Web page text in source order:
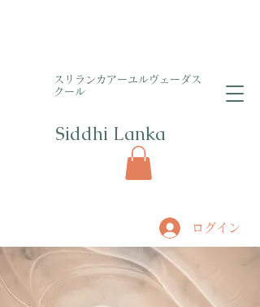
​スリランカアーユルヴェーダス
クール
Siddhi Lanka​
ログイン